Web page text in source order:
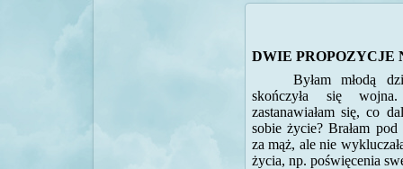
DWIE
Byłam młodą
skończyła się
zastanawiałam się, co
sobie życie? Brałam
za mąż, ale nie
życia, np. poświęcenia